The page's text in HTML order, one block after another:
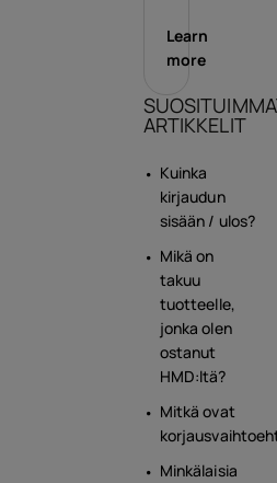
Learn
more
ARTIKKELIT
Kuinka
kirjaudun
sisään / ulos?
Mikä on
takuu
tuotteelle,
jonka olen
ostanut
HMD:ltä?
Mitkä ovat
Minkälaisia